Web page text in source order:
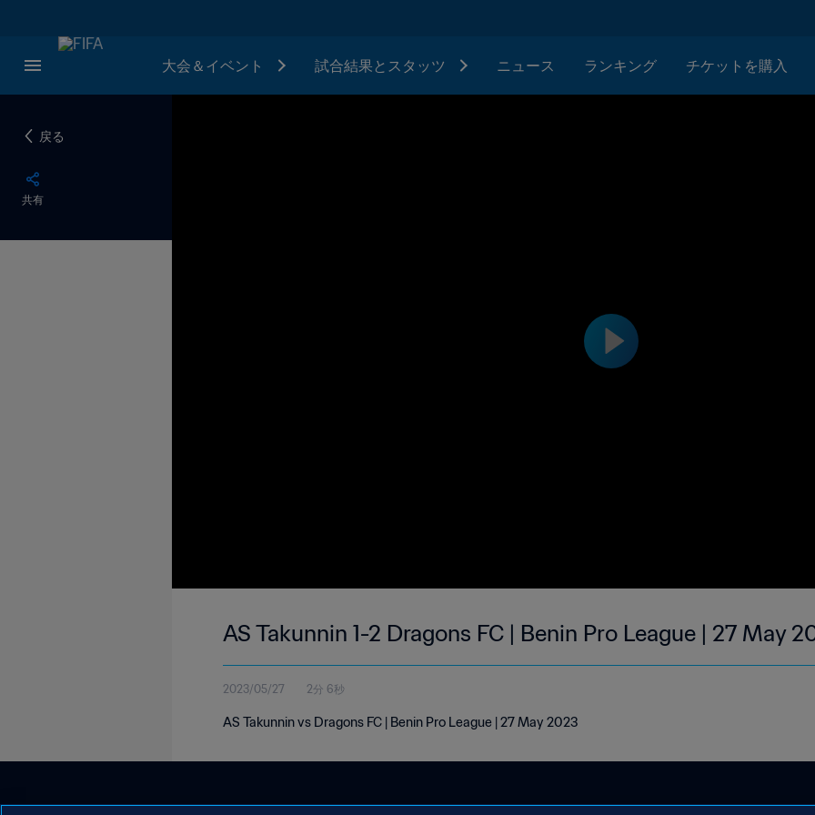
大会＆イベント 試合結果とスタッツ ニュース ランキング チケットを購入
戻る
共有
AS Takunnin 1-2 Dragons FC | Benin Pro League | 27 May
2023/05/27 2分 6秒
AS Takunnin vs Dragons FC | Benin Pro League | 27 May 2023